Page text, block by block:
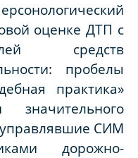
оценке ДТП с
средств
пробелы
практика»
СИМ
дорожно-